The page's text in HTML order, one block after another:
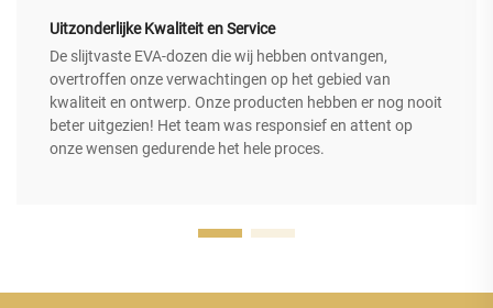
Uitzonderlijke Kwaliteit en Service
De slijtvaste EVA-dozen die wij hebben ontvangen,
overtroffen onze verwachtingen op het gebied van
kwaliteit en ontwerp. Onze producten hebben er nog nooit
beter uitgezien! Het team was responsief en attent op
onze wensen gedurende het hele proces.